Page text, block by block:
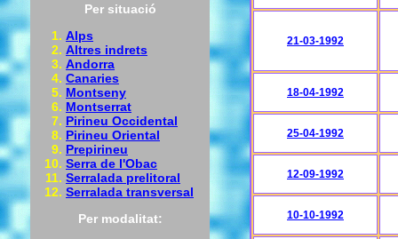
Per situació
Alps
Altres indrets
Andorra
Canaries
Montseny
Montserrat
Pirineu Occidental
Pirineu Oriental
Prepirineu
Serra de l'Obac
Serralada prelitoral
Serralada transversal
Per modalitat:
21-03-1992
18-04-1992
25-04-1992
12-09-1992
10-10-1992